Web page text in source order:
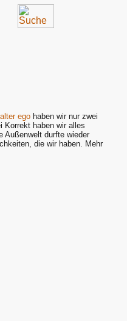
alter ego haben wir nur zwei
Korrekt haben wir alles
Außenwelt durfte wieder
die wir haben. Mehr